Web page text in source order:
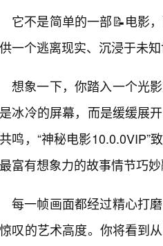
它不是简单的一部📝电影
一个逃离现实、沉浸于未知
想象一下，你踏入一个光
冰冷的屏幕，而是缓缓展
鸣，“神秘电影10.0.0VIP”
富有想象力的故事情节巧
每一帧画面都经过精心打
叹的艺术高度。你将看到